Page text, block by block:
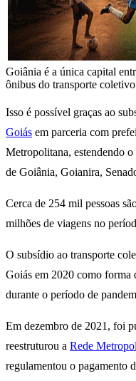
Goiânia é a única capital
ônibus do transporte
Isso é possível graças ao
Goiás em parceria com
Metropolitana, estendendo
de Goiânia, Goianira,
Cerca de 254 mil pessoas
milhões de viagens no
O subsídio ao transporte
Goiás em 2020 como forma
durante o período de
Em dezembro de 2021, foi
reestruturou a Rede
regulamentou o pagamento